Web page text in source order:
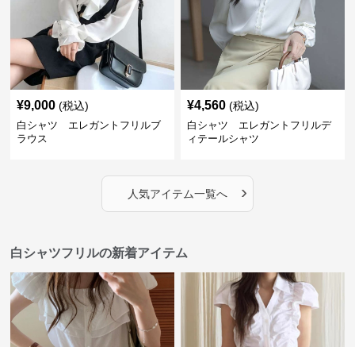
¥9,000 (税込)
白シャツ エレガントフリルブ
ラウス
¥4,560 (税込)
白シャツ エレガントフリルデ
ィテールシャツ
人気アイテム一覧へ ›
白シャツフリルの新着アイテム